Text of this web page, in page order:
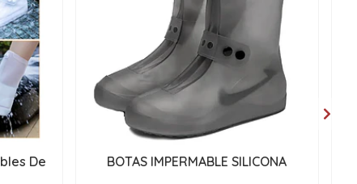
De
BOTAS IMPERMABLE SILICONA